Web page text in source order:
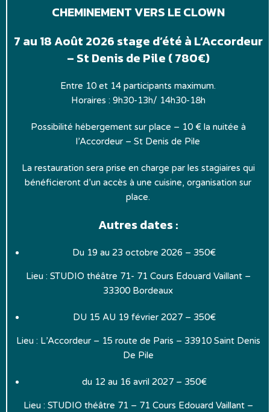
CHEMINEMENT VERS LE CLOWN
7 au 18 Août 2026 stage d’été à L’Accordeur
– St Denis de Pile ( 780€)
Entre 10 et 14 participants maximum.
Horaires : 9h30-13h/ 14h30-18h
Possibilité hébergement sur place – 10 € la nuitée à
l’Accordeur – St Denis de Pile
La restauration sera prise en charge par les stagiaires qui
bénéficieront d’un accès à une cuisine, organisation sur
place.
Autres dates :
Du 19 au 23 octobre 2026 – 350€
Lieu : STUDIO théâtre 71- 71 Cours Edouard Vaillant –
33300 Bordeaux
DU 15 AU 19 février 2027 – 350€
Lieu : L’Accordeur – 15 route de Paris – 33910 Saint Denis
De Pile
du 12 au 16 avril 2027 – 350€
Lieu : STUDIO théâtre 71 – 71 Cours Edouard Vaillant –